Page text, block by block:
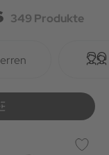
349 Produkte